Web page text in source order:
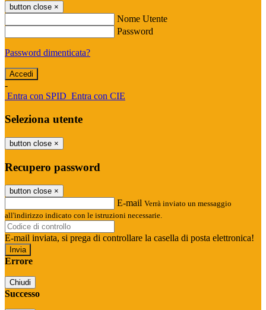
button close ×
Nome Utente
Password
Password dimenticata?
-
Entra con SPID Entra con CIE
Seleziona utente
button close ×
Recupero password
button close ×
E-mail Verrà inviato un messaggio
all'indirizzo indicato con le istruzioni necessarie.
E-mail inviata, si prega di controllare la casella di posta elettronica!
Errore
Chiudi
Successo